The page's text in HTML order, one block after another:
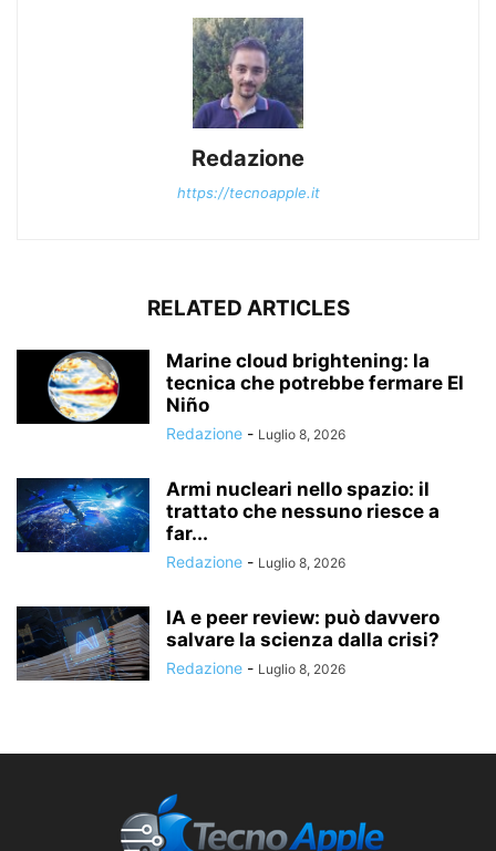
Redazione
https://tecnoapple.it
RELATED ARTICLES
Marine cloud brightening: la
tecnica che potrebbe fermare El
Niño
Redazione - Luglio 8, 2026
Armi nucleari nello spazio: il
trattato che nessuno riesce a
far...
Redazione - Luglio 8, 2026
IA e peer review: può davvero
salvare la scienza dalla crisi?
Redazione - Luglio 8, 2026